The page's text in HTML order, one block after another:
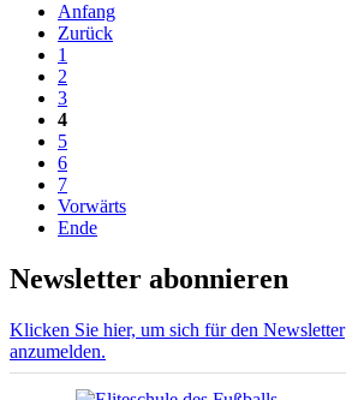
Anfang
Zurück
1
2
3
4
5
6
7
Vorwärts
Ende
Newsletter abonnieren
Klicken Sie hier, um sich für den Newsletter
anzumelden.